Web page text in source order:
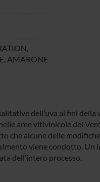
AMARONE
dell’uva ai fini della
aree vitivinicole del
che alcune delle
viene condotto. Un
dell’intero processo.